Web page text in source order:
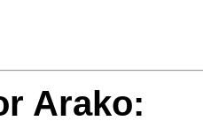
Arako: